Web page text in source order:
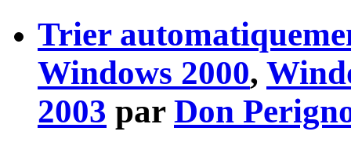
Trier
Windows 2000,
2003 par Don